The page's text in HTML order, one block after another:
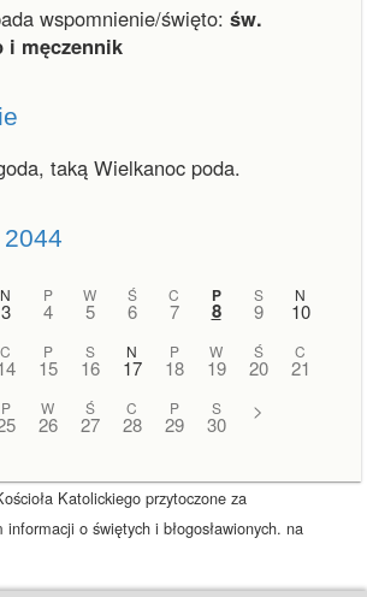
wspomnienie/święto: św.
i męczennik
taką Wielkanoc poda.
N
3
P
4
W
5
Ś
6
C
7
P
8
S
9
N
10
C P
15
S
16
N
17
P
18
W
19
Ś
20
C
21
P W
26
Ś
27
C
28
P
29
S
30
>
Katolickiego przytoczone za
o świętych i błogosławionych. na